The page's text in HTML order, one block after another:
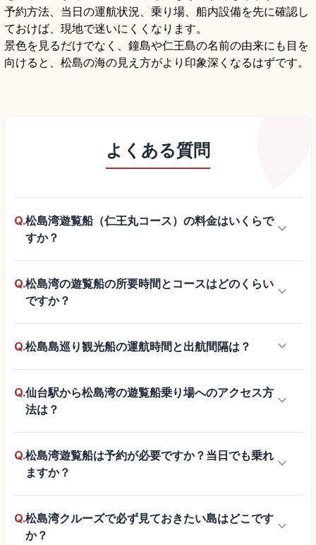
予約方法、当日の運航状況、乗り場、船内設備を先に確認し
ておけば、現地で迷いにくくなります。
景色を見るだけでなく、鐘島や仁王島の名前の由来にも目を
向けると、松島の海の見え方がより印象深くなるはずです。
よくある質問
Q.松島湾遊覧船（仁王丸コース）の料金はいくらで
すか？
keyboard_arrow_down
Q.松島湾の遊覧船の所要時間とコースはどのくらい
ですか？
keyboard_arrow_down
Q.松島島巡り観光船の運航時間と出航間隔は？ keyboard_arrow_down
Q.仙台駅から松島湾の遊覧船乗り場へのアクセス方
法は？
keyboard_arrow_down
Q.松島湾遊覧船は予約が必要ですか？当日でも乗れ
ますか？
keyboard_arrow_down
Q.松島湾クルーズで必ず見ておきたい島はどこです
か？
keyboard_arrow_down